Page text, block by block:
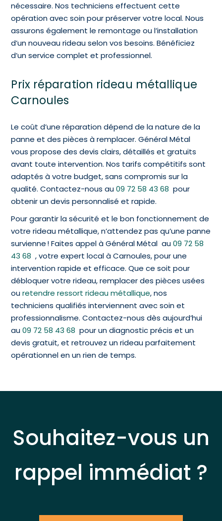
nécessaire. Nos techniciens effectuent cette
opération avec soin pour préserver votre local. Nous
assurons également le remontage ou l’installation
d’un nouveau rideau selon vos besoins. Bénéficiez
d’un service complet et professionnel.
Prix réparation rideau métallique
Carnoules
Le coût d’une réparation dépend de la nature de la
panne et des pièces à remplacer. Général Métal
vous propose des devis clairs, détaillés et gratuits
avant toute intervention. Nos tarifs compétitifs sont
adaptés à votre budget, sans compromis sur la
qualité. Contactez-nous au09 72 58 43 68 pour
obtenir un devis personnalisé et rapide.
Pour garantir la sécurité et le bon fonctionnement de
votre rideau métallique, n’attendez pas qu’une panne
survienne ! Faites appel à Général Métal au09 72 58
43 68 , votre expert local à Carnoules, pour une
intervention rapide et efficace. Que ce soit pour
débloquer votre rideau, remplacer des pièces usées
ouretendre ressort rideau métallique, nos
techniciens qualifiés interviennent avec soin et
professionnalisme. Contactez-nous dès aujourd’hui
au09 72 58 43 68 pour un diagnostic précis et un
devis gratuit, et retrouvez un rideau parfaitement
opérationnel en un rien de temps.
Souhaitez-vous un
rappel immédiat ?